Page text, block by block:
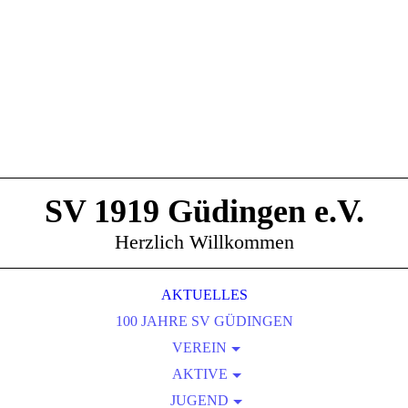
SV 1919 Güdingen e.V.
Herzlich Willkommen
AKTUELLES
100 JAHRE SV GÜDINGEN
VEREIN
VORSTAND
PHILOSOPHIE
AKTIVE
1. MANNSCHAFT
JUGEND